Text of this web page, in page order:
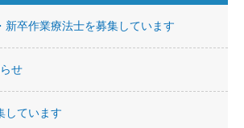
新卒作業療法士を募集しています
せ
しています